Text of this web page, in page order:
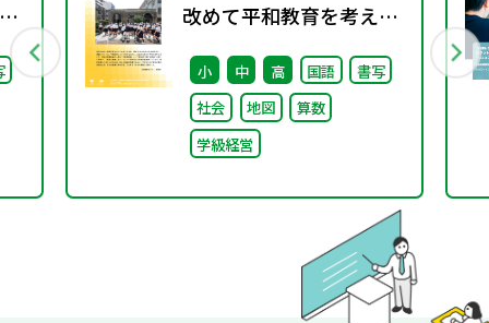
改めて平和教育を考え
る〜「あの日」を語り継
ぐ本川小学校の子どもた
ち〜
小 中 高 国語
書写
社会
地図
算数
学級経営